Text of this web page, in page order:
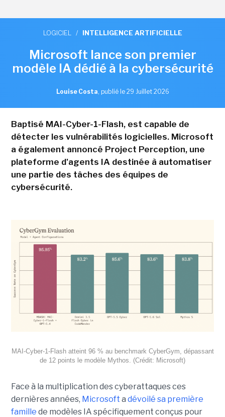
LOGICIEL / INTELLIGENCE ARTIFICIELLE
Microsoft lance son premier
modèle IA dédié à la cybersécurité
Louise Costa, publié le 29 Juillet 2026
Baptisé MAI-Cyber-1-Flash, est capable de
détecter les vulnérabilités logicielles. Microsoft
a également annoncé Project Perception, une
plateforme d'agents IA destinée à automatiser
une partie des tâches des équipes de
cybersécurité.
MAI-Cyber-1-Flash atteint 96 % au benchmark CyberGym, dépassant
de 12 points le modèle Mythos. (Crédit: Microsoft)
Face à la multiplication des cyberattaques ces
dernières années, Microsoft a dévoilé sa première
famille de modèles IA spécifiquement conçus pour